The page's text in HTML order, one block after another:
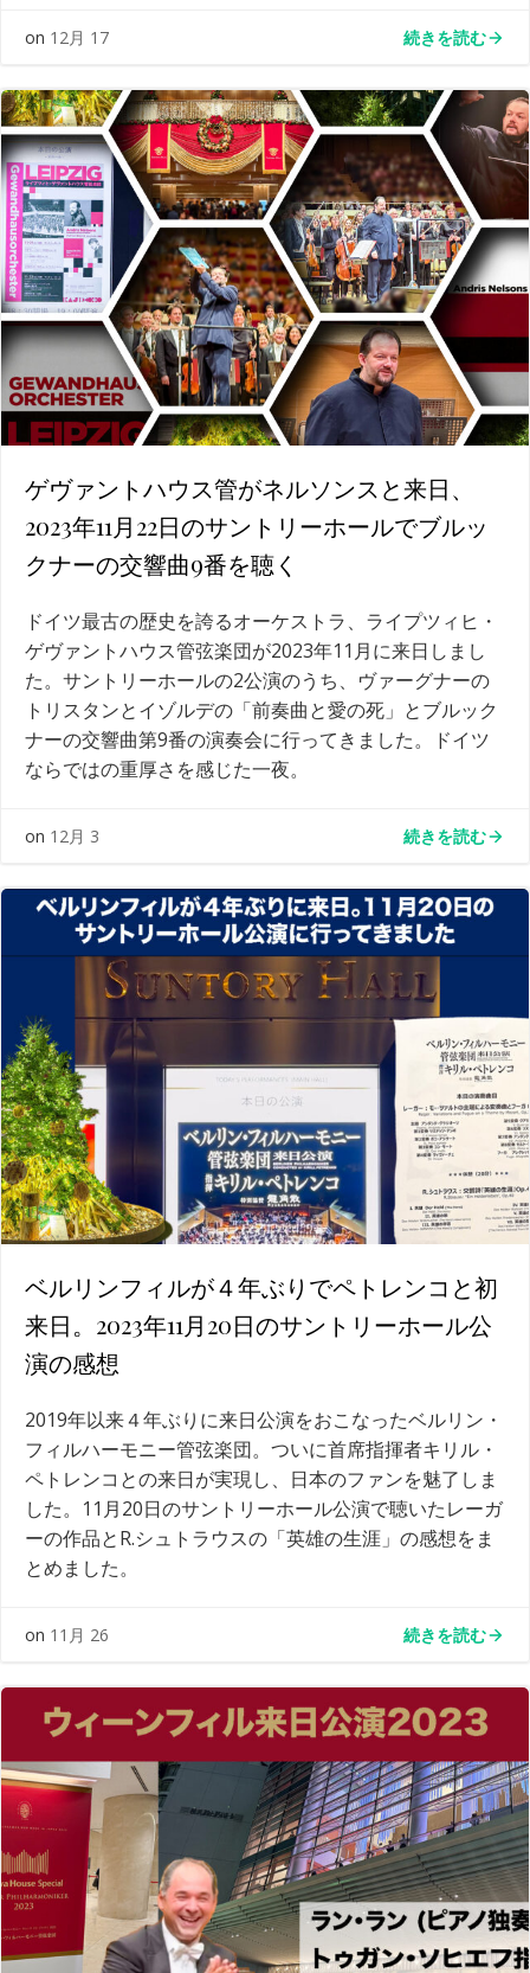
on 12月 17 続きを読む
ゲヴァントハウス管がネルソンスと来日、
2023年11月22日のサントリーホールでブルッ
クナーの交響曲9番を聴く
ドイツ最古の歴史を誇るオーケストラ、ライプツィヒ・
ゲヴァントハウス管弦楽団が2023年11月に来日しまし
た。サントリーホールの2公演のうち、ヴァーグナーの
トリスタンとイゾルデの「前奏曲と愛の死」とブルック
ナーの交響曲第9番の演奏会に行ってきました。ドイツ
ならではの重厚さを感じた一夜。
on 12月 3 続きを読む
ベルリンフィルが４年ぶりでペトレンコと初
来日。2023年11月20日のサントリーホール公
演の感想
2019年以来４年ぶりに来日公演をおこなったベルリン・
フィルハーモニー管弦楽団。ついに首席指揮者キリル・
ペトレンコとの来日が実現し、日本のファンを魅了しま
した。11月20日のサントリーホール公演で聴いたレーガ
ーの作品とR.シュトラウスの「英雄の生涯」の感想をま
とめました。
on 11月 26 続きを読む